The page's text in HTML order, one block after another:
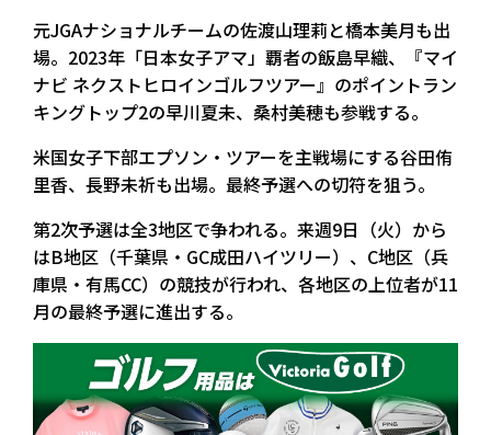
元JGAナショナルチームの佐渡山理莉と橋本美月も出
場。2023年「日本女子アマ」覇者の飯島早織、『マイ
ナビ ネクストヒロインゴルフツアー』のポイントラン
キングトップ2の早川夏未、桑村美穂も参戦する。
米国女子下部エプソン・ツアーを主戦場にする谷田侑
里香、長野未祈も出場。最終予選への切符を狙う。
第2次予選は全3地区で争われる。来週9日（火）から
はB地区（千葉県・GC成田ハイツリー）、C地区（兵
庫県・有馬CC）の競技が行われ、各地区の上位者が11
月の最終予選に進出する。